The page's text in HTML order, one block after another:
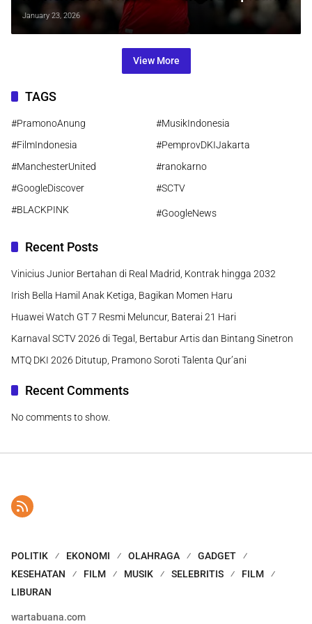
di Penghujung Musim 2025/2026
January 23, 2026
View More
TAGS
#PramonoAnung
#MusikIndonesia
#FilmIndonesia
#PemprovDKIJakarta
#ManchesterUnited
#ranokarno
#GoogleDiscover
#SCTV
#BLACKPINK
#GoogleNews
Recent Posts
Vinicius Junior Bertahan di Real Madrid, Kontrak hingga 2032
Irish Bella Hamil Anak Ketiga, Bagikan Momen Haru
Huawei Watch GT 7 Resmi Meluncur, Baterai 21 Hari
Karnaval SCTV 2026 di Tegal, Bertabur Artis dan Bintang Sinetron
MTQ DKI 2026 Ditutup, Pramono Soroti Talenta Qur’ani
Recent Comments
No comments to show.
POLITIK EKONOMI OLAHRAGA
GADGET
KESEHATAN
FILM MUSIK SELEBRITIS
FILM
LIBURAN
wartabuana.com